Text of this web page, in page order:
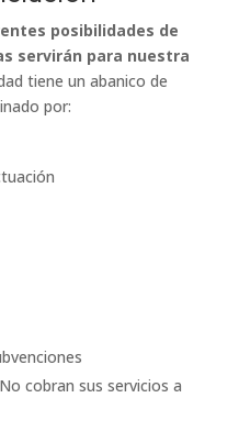
posibilidades de
servirán para nuestra
tiene un abanico de
por:
cobran sus servicios a